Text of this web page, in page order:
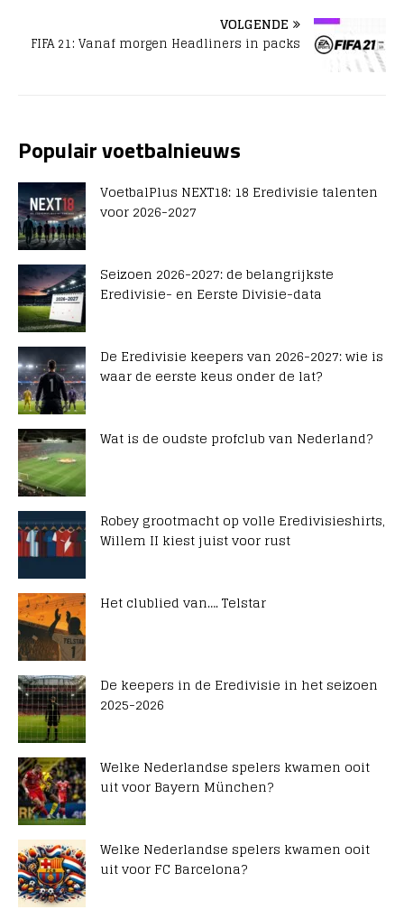
VOLGENDE
FIFA 21: Vanaf morgen Headliners in packs
Populair voetbalnieuws
VoetbalPlus NEXT18: 18 Eredivisie talenten
voor 2026-2027
Seizoen 2026-2027: de belangrijkste
Eredivisie- en Eerste Divisie-data
De Eredivisie keepers van 2026-2027: wie is
waar de eerste keus onder de lat?
Wat is de oudste profclub van Nederland?
Robey grootmacht op volle Eredivisieshirts,
Willem II kiest juist voor rust
Het clublied van…. Telstar
De keepers in de Eredivisie in het seizoen
2025-2026
Welke Nederlandse spelers kwamen ooit
uit voor Bayern München?
Welke Nederlandse spelers kwamen ooit
uit voor FC Barcelona?